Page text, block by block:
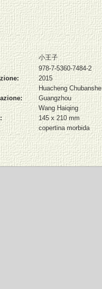
小王子
978-7-5360-7484-2
2015
Huacheng Chubanshe
Guangzhou
Wang Haiqing
145 x 210 mm
copertina morbida